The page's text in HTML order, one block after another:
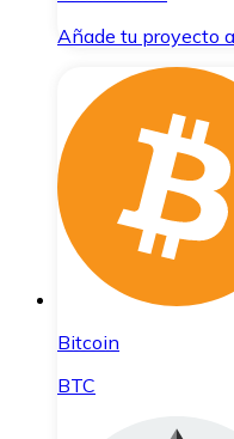
Añade tu proyecto
Bitcoin
BTC